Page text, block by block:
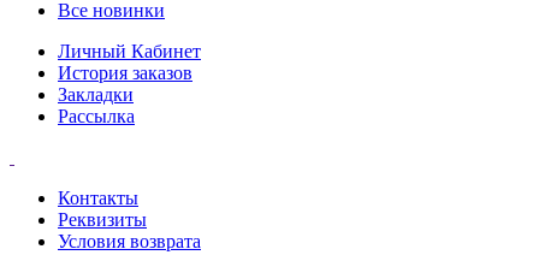
Все новинки
Личный Кабинет
История заказов
Закладки
Рассылка
Контакты
Реквизиты
Условия возврата